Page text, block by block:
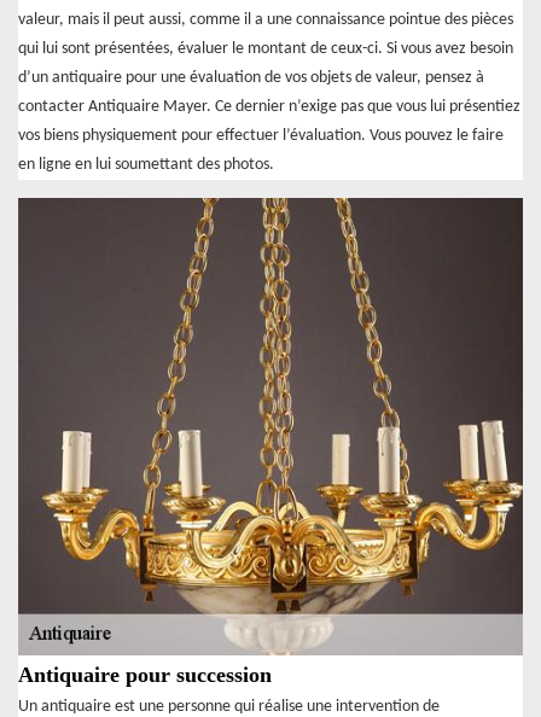
valeur, mais il peut aussi, comme il a une connaissance pointue des pièces
qui lui sont présentées, évaluer le montant de ceux-ci. Si vous avez besoin
d’un antiquaire pour une évaluation de vos objets de valeur, pensez à
contacter Antiquaire Mayer. Ce dernier n’exige pas que vous lui présentiez
vos biens physiquement pour effectuer l’évaluation. Vous pouvez le faire
en ligne en lui soumettant des photos.
Antiquaire pour succession
Un antiquaire est une personne qui réalise une intervention de